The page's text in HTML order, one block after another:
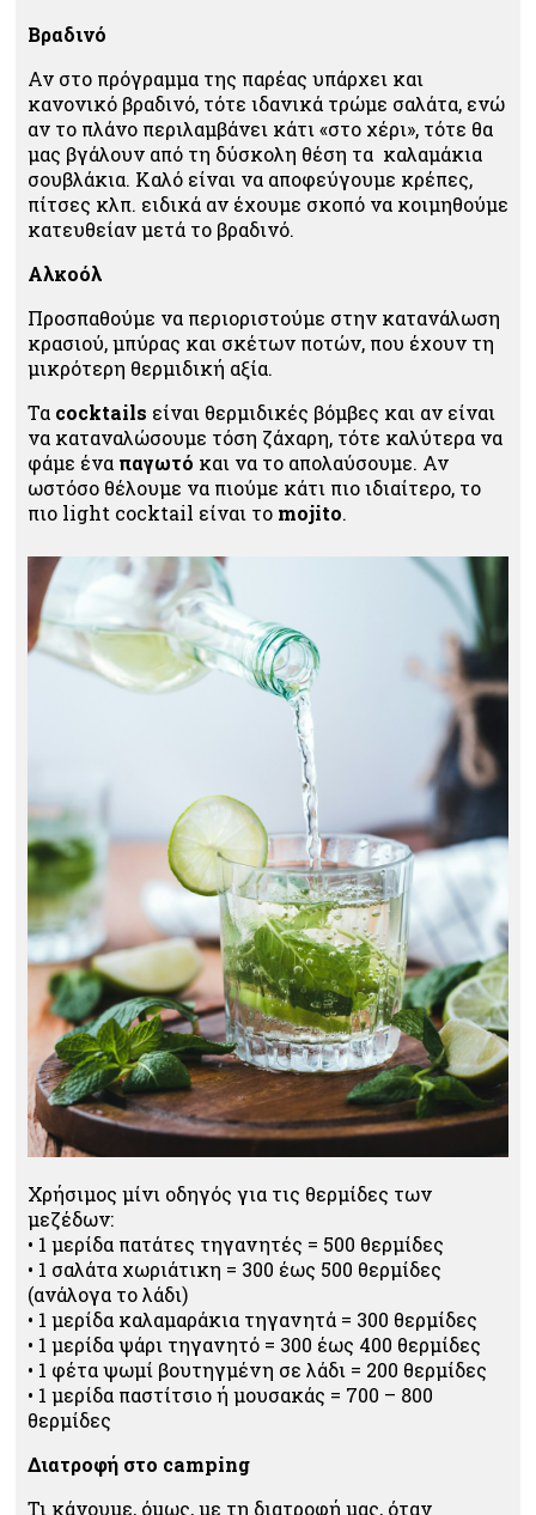
Βραδινό
Αν στο πρόγραμμα της παρέας υπάρχει και
κανονικό βραδινό, τότε ιδανικά τρώμε σαλάτα, ενώ
αν το πλάνο περιλαμβάνει κάτι «στο χέρι», τότε θα
μας βγάλουν από τη δύσκολη θέση τα καλαμάκια
σουβλάκια. Καλό είναι να αποφεύγουμε κρέπες,
πίτσες κλπ. ειδικά αν έχουμε σκοπό να κοιμηθούμε
κατευθείαν μετά το βραδινό.
Aλκοόλ
Προσπαθούμε να περιοριστούμε στην κατανάλωση
κρασιού, μπύρας και σκέτων ποτών, που έχουν τη
μικρότερη θερμιδική αξία.
Τα cocktails είναι θερμιδικές βόμβες και αν είναι
να καταναλώσουμε τόση ζάχαρη, τότε καλύτερα να
φάμε ένα παγωτό και να το απολαύσουμε. Αν
ωστόσο θέλουμε να πιούμε κάτι πιο ιδιαίτερο, το
πιο light cocktail είναι το mojito.
Χρήσιμος μίνι οδηγός για τις θερμίδες των
μεζέδων:
• 1 μερίδα πατάτες τηγανητές = 500 θερμίδες
• 1 σαλάτα χωριάτικη = 300 έως 500 θερμίδες
(ανάλογα το λάδι)
• 1 μερίδα καλαμαράκια τηγανητά = 300 θερμίδες
• 1 μερίδα ψάρι τηγανητό = 300 έως 400 θερμίδες
• 1 φέτα ψωμί βουτηγμένη σε λάδι = 200 θερμίδες
• 1 μερίδα παστίτσιο ή μουσακάς = 700 – 800
θερμίδες
Διατροφή στο camping
Τι κάνουμε, όμως, με τη διατροφή μας, όταν